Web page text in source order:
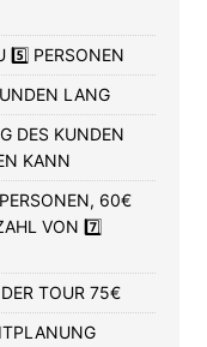
5️⃣ PERSONEN
LANG
DES KUNDEN
KANN
60€
VON 7️⃣
TOUR 75€